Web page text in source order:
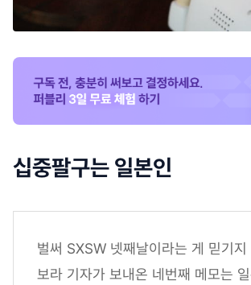
십중팔구는 일본인
벌써 SXSW 넷째날이라는 게 믿기지
보라 기자가 보내온 네번째 메모는